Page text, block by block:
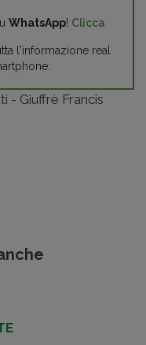
WhatsApp! Clicca
l'informazione real
- Giuffrè Francis